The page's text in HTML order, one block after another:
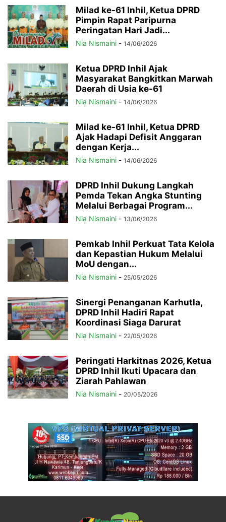
Milad ke-61 Inhil, Ketua DPRD
Pimpin Rapat Paripurna
Peringatan Hari Jadi...
Nia Nismaini - 14/06/2026
Ketua DPRD Inhil Ajak
Masyarakat Bangkitkan Marwah
Daerah di Usia ke-61
Nia Nismaini - 14/06/2026
Milad ke-61 Inhil, Ketua DPRD
Ajak Hadapi Defisit Anggaran
dengan Kerja...
Nia Nismaini - 14/06/2026
DPRD Inhil Dukung Langkah
Pemda Tekan Angka Stunting
Melalui Berbagai Program...
Nia Nismaini - 13/06/2026
Pemkab Inhil Perkuat Tata Kelola
dan Kepastian Hukum Melalui
MoU dengan...
Nia Nismaini - 25/05/2026
Sinergi Penanganan Karhutla,
DPRD Inhil Hadiri Rapat
Koordinasi Siaga Darurat
Nia Nismaini - 22/05/2026
Peringati Harkitnas 2026, Ketua
DPRD Inhil Ikuti Upacara dan
Ziarah Pahlawan
Nia Nismaini - 20/05/2026